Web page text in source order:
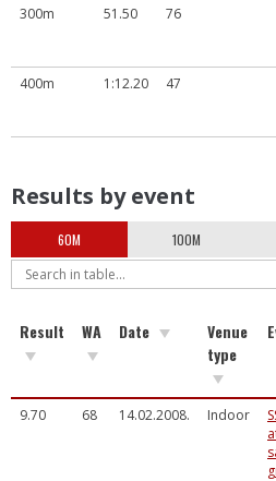
300m
51.50 76
400m
1:12.20 47
Results by event
60M 100M
Result WA Date
Venue
type
9.70 68 14.02.2008. Indoor